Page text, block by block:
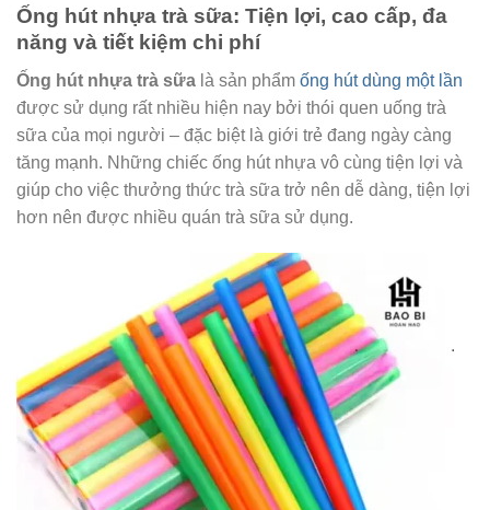
Ống hút nhựa trà sữa: Tiện lợi, cao cấp, đa
năng và tiết kiệm chi phí
Ống hút nhựa trà sữa là sản phẩm ống hút dùng một lần
được sử dụng rất nhiều hiện nay bởi thói quen uống trà
sữa của mọi người – đặc biệt là giới trẻ đang ngày càng
tăng mạnh. Những chiếc ống hút nhựa vô cùng tiện lợi và
giúp cho việc thưởng thức trà sữa trở nên dễ dàng, tiện lợi
hơn nên được nhiều quán trà sữa sử dụng.